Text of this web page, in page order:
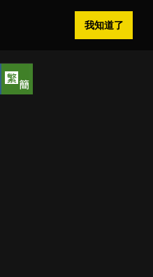
我知道了